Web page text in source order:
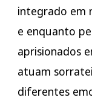
integrado em
e enquanto
aprisionados
atuam
diferentes